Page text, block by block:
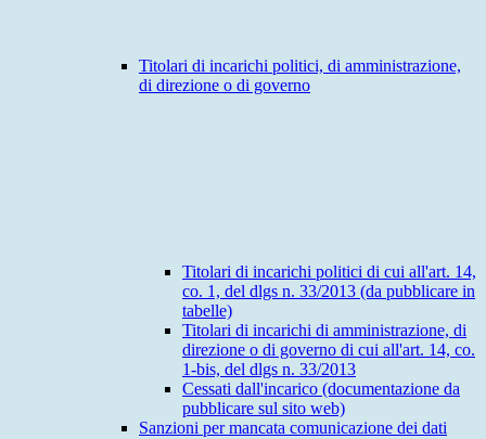
Titolari di incarichi politici, di amministrazione,
di direzione o di governo
Titolari di incarichi politici di cui all'art. 14,
co. 1, del dlgs n. 33/2013 (da pubblicare in
tabelle)
Titolari di incarichi di amministrazione, di
direzione o di governo di cui all'art. 14, co.
1-bis, del dlgs n. 33/2013
Cessati dall'incarico (documentazione da
pubblicare sul sito web)
Sanzioni per mancata comunicazione dei dati